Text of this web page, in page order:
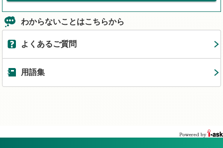
わからないことはこちらから
よくあるご質問
用語集